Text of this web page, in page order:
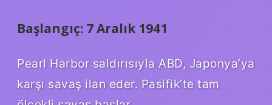
Başlangıç: 7 Aralık 1941
Pearl Harbor saldırısıyla ABD, Japonya’ya
karşı savaş ilan eder. Pasifik’te tam